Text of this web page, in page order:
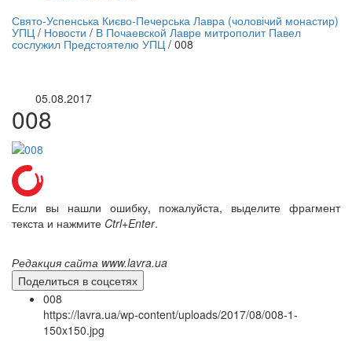
трансляция | 12 сентября
трансляции
Свято-Успенська Києво-Печерська Лавра (чоловічий монастир)
УПЦ / Новости / В Почаевской Лавре митрополит Павел
сослужил Предстоятелю УПЦ / 008
05.08.2017
008
Если вы нашли ошибку, пожалуйста, выделите фрагмент
текста и нажмите Ctrl+Enter.
Редакция сайта www.lavra.ua
Поделиться в соцсетях
008
https://lavra.ua/wp-content/uploads/2017/08/008-1-
150x150.jpg